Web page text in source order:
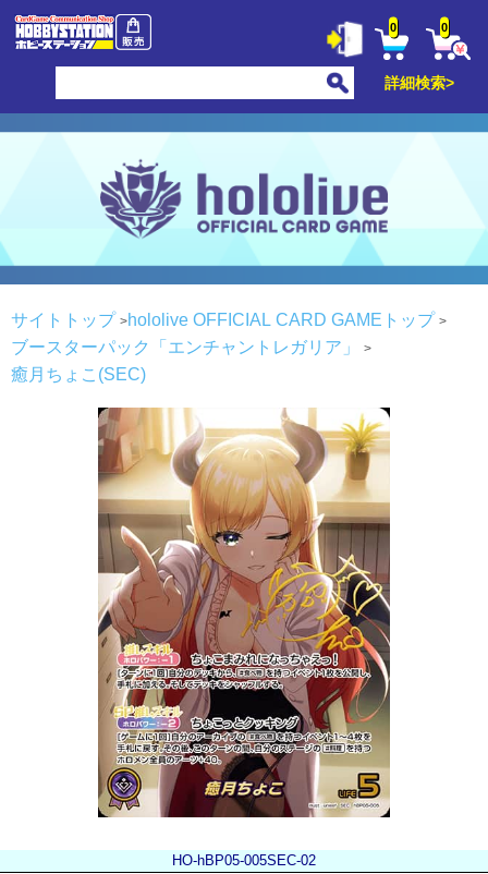
0 0
詳細検索>
サイトトップ
hololive OFFICIAL CARD GAMEトップ
ブースターパック「エンチャントレガリア」
癒月ちょこ(SEC)
HO-hBP05-005SEC-02